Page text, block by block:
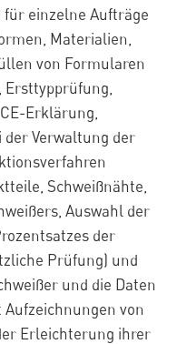
einzelne Aufträge
Materialien,
von Formularen
Erklärung,
Verwaltung der
Schweißnähte,
Auswahl der
der
Prüfung) und
und die Daten
von
Erleichterung ihrer